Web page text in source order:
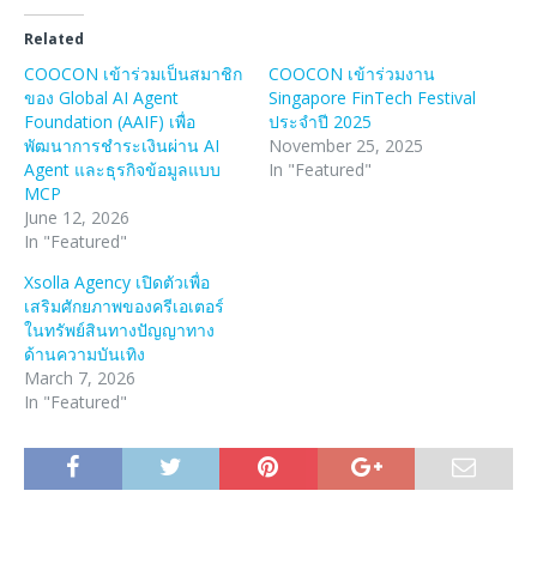
Related
COOCON เข้าร่วมเป็นสมาชิก
ของ Global AI Agent
Foundation (AAIF) เพื่อ
พัฒนาการชำระเงินผ่าน AI
Agent และธุรกิจข้อมูลแบบ
MCP
June 12, 2026
In "Featured"
COOCON เข้าร่วมงาน
Singapore FinTech Festival
ประจำปี 2025
November 25, 2025
In "Featured"
Xsolla Agency เปิดตัวเพื่อ
เสริมศักยภาพของครีเอเตอร์
ในทรัพย์สินทางปัญญาทาง
ด้านความบันเทิง
March 7, 2026
In "Featured"